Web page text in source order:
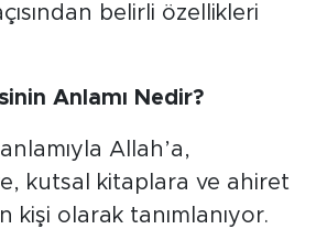
belirli özellikleri
Anlamı Nedir?
Allah’a,
kutsal kitaplara ve ahiret
kişi olarak tanımlanıyor.